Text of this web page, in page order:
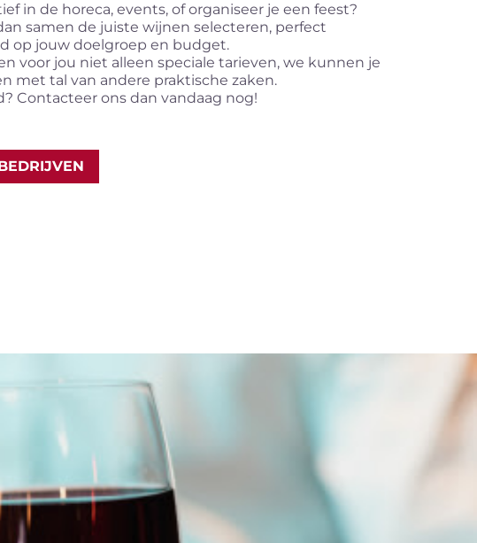
in de horeca, events, of organiseer je een feest?
samen de juiste wijnen selecteren, perfect
op jouw doelgroep en budget.
voor jou niet alleen speciale tarieven, we kunnen je
met tal van andere praktische zaken.
Contacteer ons dan vandaag nog!